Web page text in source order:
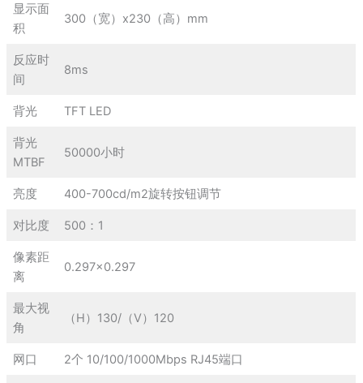
显示面
积
300（宽）x230（高）mm
反应时
间
8ms
背光 TFT LED
背光
MTBF
50000小时
亮度 400-700cd/m2旋转按钮调节
对比度 500：1
像素距
离
0.297×0.297
最大视
角
（H）130/（V）120
网口 2个 10/100/1000Mbps RJ45端口